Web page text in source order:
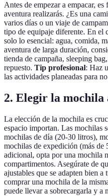
Antes de empezar a empacar,
aventura realizarás. ¿Es una
varios días o un viaje de
tipo de equipaje diferente. En el
solo lo esencial: agua, comida,
aventura de larga duración,
tienda de campaña, sleeping
repuesto. Tip profesional: Haz
las actividades planeadas para
2. Elegir la mochila
La elección de la mochila es
espacio importan. Las mochilas
mochilas de día (20-30 litros),
mochilas de expedición (más
adicional, opta por una mochila
compartimentos. Asegúrate de
ajustables que se adapten bien a
comprar una mochila de la
puede llevar a sobrecargarla y a